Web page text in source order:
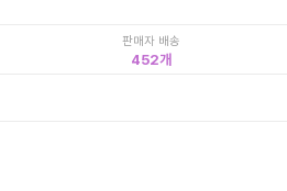
판매자 배송
452